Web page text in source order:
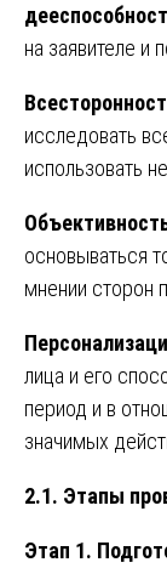
на заявителе и
исследовать
использовать
основываться
мнении сторон
лица и его
период и в
значимых
2.1. Этапы
Этап 1.